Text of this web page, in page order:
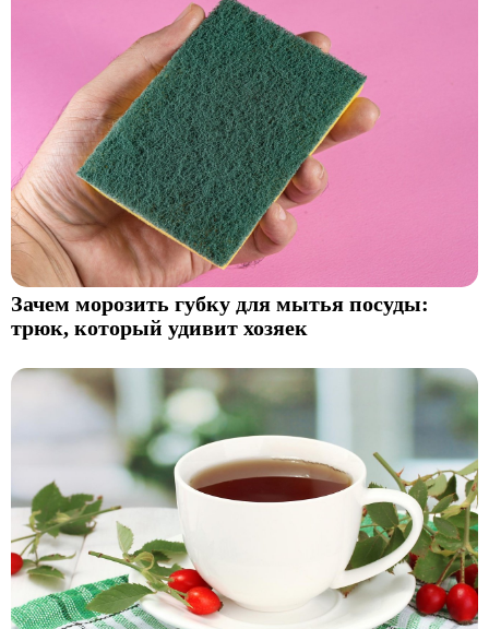
Зачем морозить губку для мытья посуды:
трюк, который удивит хозяек